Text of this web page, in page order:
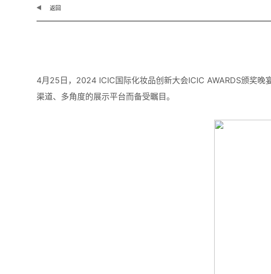
返回
4月25日，2024 ICIC国际化妆品创新大会ICIC AWARDS颁奖晚
渠道、多角度的展示平台而备受瞩目。